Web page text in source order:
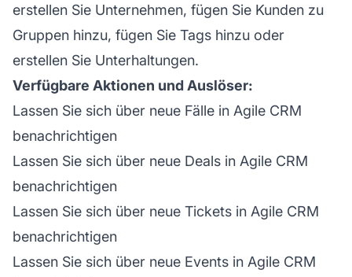
erstellen Sie Unternehmen, fügen Sie Kunden zu
Gruppen hinzu, fügen Sie Tags hinzu oder
erstellen Sie Unterhaltungen.
Verfügbare Aktionen und Auslöser:
Lassen Sie sich über neue Fälle in Agile CRM
benachrichtigen
Lassen Sie sich über neue Deals in Agile CRM
benachrichtigen
Lassen Sie sich über neue Tickets in Agile CRM
benachrichtigen
Lassen Sie sich über neue Events in Agile CRM